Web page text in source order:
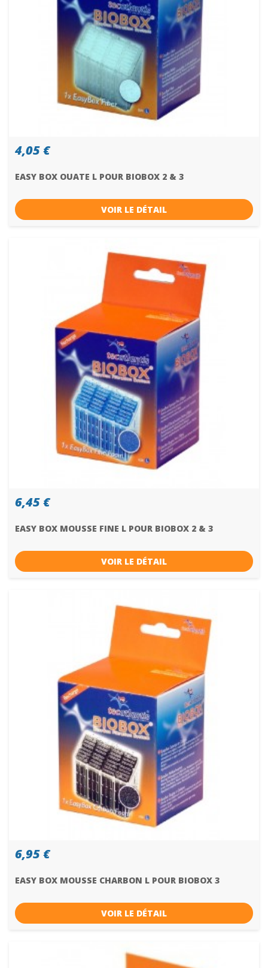
4,05 €
EASY BOX OUATE L POUR BIOBOX 2 & 3
VOIR LE DÉTAIL
6,45 €
EASY BOX MOUSSE FINE L POUR BIOBOX 2 & 3
VOIR LE DÉTAIL
6,95 €
EASY BOX MOUSSE CHARBON L POUR BIOBOX 3
VOIR LE DÉTAIL